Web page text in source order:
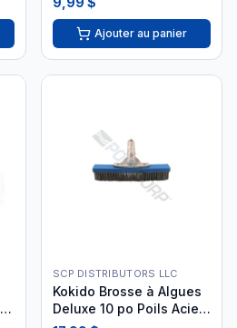
Ajouter au panier
SCP DISTRIBUTORS LLC
Kokido Brosse à Algues
Deluxe 10 po Poils Acier